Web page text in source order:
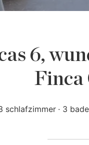
6,
Finca
schlafzimmer 3